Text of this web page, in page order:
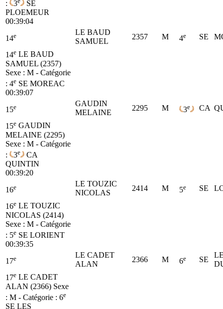
: 3
SE
PLOEMEUR
00:39:04
14e
LE BAUD
SAMUEL
2357 M 4e SE
14e LE BAUD
SAMUEL (2357)
Sexe : M - Catégorie
: 4e SE MOREAC
00:39:07
15e
GAUDIN
MELAINE
2295 M 3e CA
15e GAUDIN
MELAINE (2295)
Sexe : M - Catégorie
:
3e
CA
QUINTIN
00:39:20
16e
LE TOUZIC
NICOLAS
2414 M 5e SE
16e LE TOUZIC
NICOLAS (2414)
Sexe : M - Catégorie
: 5e SE LORIENT
00:39:35
17e
LE CADET
ALAN
2366 M 6e SE
17e LE CADET
ALAN (2366) Sexe
: M - Catégorie : 6e
SE LES